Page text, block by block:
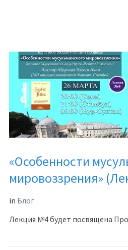
«Особенности
мировоззрения»
in Блог
Лекция №4 будет посвящена